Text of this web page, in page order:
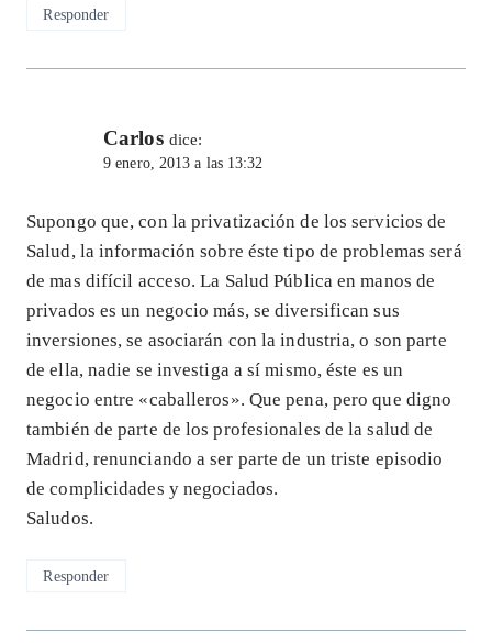
Responder
Carlos dice:
9 enero, 2013 a las 13:32
Supongo que, con la privatización de los servicios de
Salud, la información sobre éste tipo de problemas será
de mas difícil acceso. La Salud Pública en manos de
privados es un negocio más, se diversifican sus
inversiones, se asociarán con la industria, o son parte
de ella, nadie se investiga a sí mismo, éste es un
negocio entre «caballeros». Que pena, pero que digno
también de parte de los profesionales de la salud de
Madrid, renunciando a ser parte de un triste episodio
de complicidades y negociados.
Saludos.
Responder